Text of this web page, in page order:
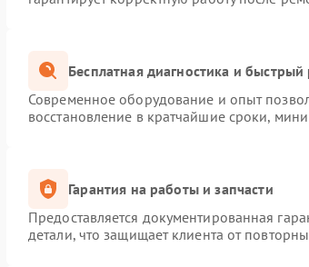
Бесплатная диагностика и
Современное оборудование и опыт
восстановление в кратчайшие сроки,
Гарантия на работы и запчасти
Предоставляется документированная
детали, что защищает клиента от